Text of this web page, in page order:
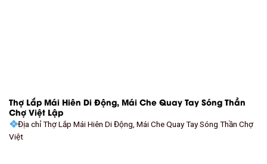
Thợ Lắp Mái Hiên Di Động, Mái Che Quay Tay Sóng Thần
Chợ Việt Lập
Địa chỉ Thợ Lắp Mái Hiên Di Động, Mái Che Quay Tay Sóng Thần Chợ
Việt